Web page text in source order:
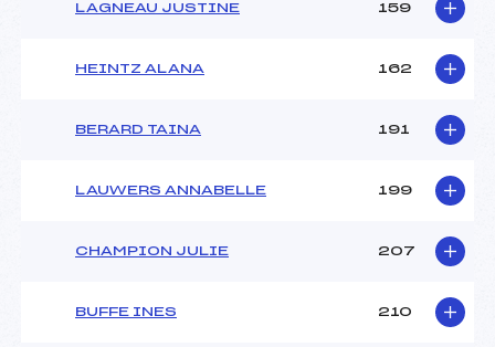
LAGNEAU JUSTINE 159
HEINTZ ALANA 162
BERARD TAINA 191
LAUWERS ANNABELLE 199
CHAMPION JULIE 207
BUFFE INES 210